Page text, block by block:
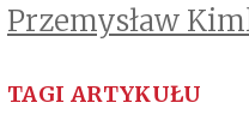
Przemysław
TAGI ARTYKUŁU